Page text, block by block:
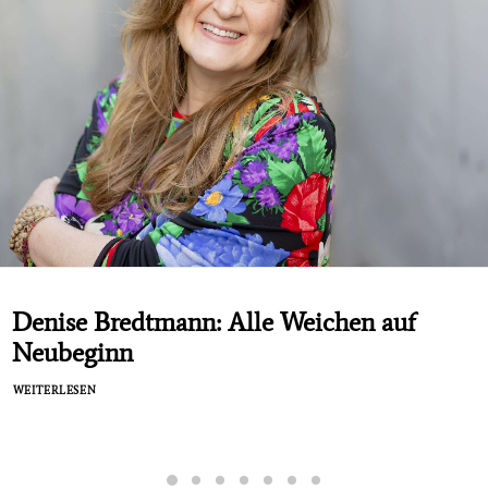
INSPIRATION
WORK & LIFE
BRANCHE
FMFM
SUCHE
Denise Bredtmann: Alle Weichen auf
Neubeginn
WEITERLESEN